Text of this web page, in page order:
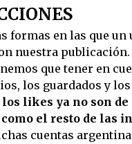
formas en las que un
nuestra publicación.
que tener en
los guardados y
los likes ya no son de
el resto de las
cuentas